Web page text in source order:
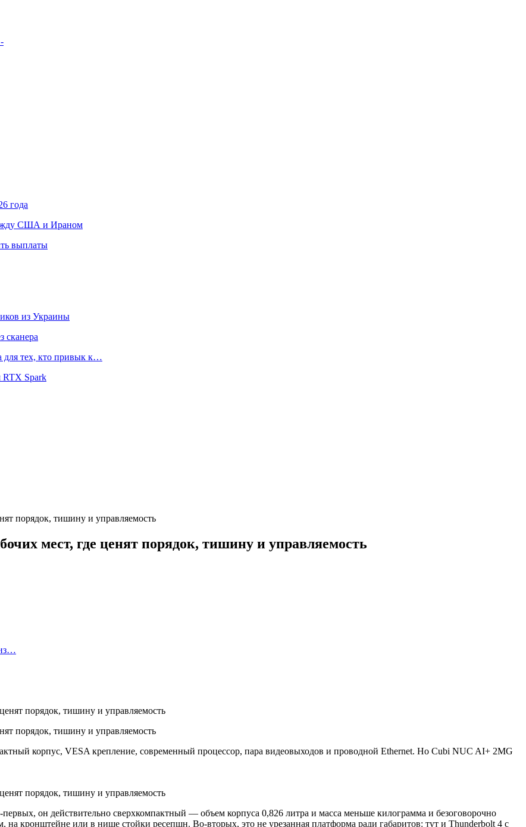
года
США и Ираном
выплаты
из Украины
сканера
для тех, кто привык к…
RTX Spark
порядок, тишину и управляемость
мест, где ценят порядок, тишину и управляемость
порядок, тишину и управляемость
корпус, VESA крепление, современный процессор, пара видеовыходов и проводной Ethernet. Но Cubi NUC AI+ 2MG
он действительно сверхкомпактный — объем корпуса 0,826 литра и масса меньше килограмма и безоговорочно
на кронштейне или в нише стойки ресепшн. Во‑вторых, это не урезанная платформа ради габаритов: тут и Thunderbolt 4 с